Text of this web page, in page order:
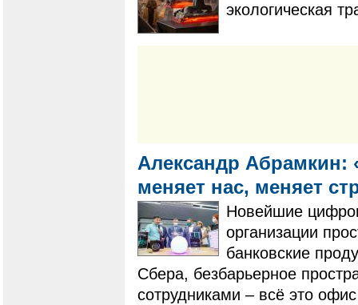
экологическая
Александр Абрамкин:
меняет нас, меняет
Новейшие
организации
банковские
Сбера, безбарьерное
сотрудниками – всё это